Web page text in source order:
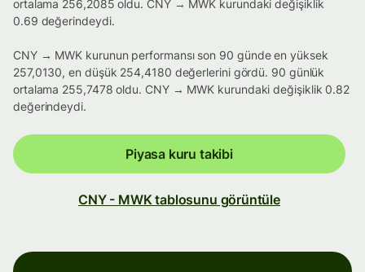
ortalama 256,2085 oldu. CNY → MWK kurundaki değişiklik
0.69 değerindeydi.
CNY → MWK kurunun performansı son 90 günde en yüksek
257,0130, en düşük 254,4180 değerlerini gördü. 90 günlük
ortalama 255,7478 oldu. CNY → MWK kurundaki değişiklik 0.82
değerindeydi.
Piyasa kuru takibi
CNY - MWK tablosunu görüntüle